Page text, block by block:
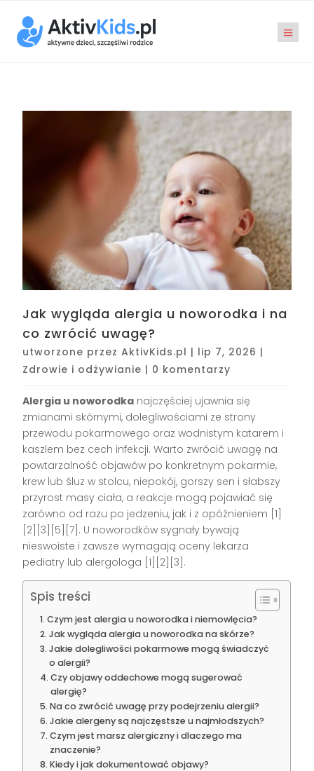
Jak wygląda alergia u noworodka i na
co zwrócić uwagę?
utworzone przezAktivKids.pl | lip 7, 2026 |
Zdrowie i odżywianie | 0 komentarzy
Alergia u noworodka najczęściej ujawnia się
zmianami skórnymi, dolegliwościami ze strony
przewodu pokarmowego oraz wodnistym katarem i
kaszlem bez cech infekcji. Warto zwrócić uwagę na
powtarzalność objawów po konkretnym pokarmie,
krew lub śluz w stolcu, niepokój, gorszy sen i słabszy
przyrost masy ciała, a reakcje mogą pojawiać się
zarówno od razu po jedzeniu, jak i z opóźnieniem [1]
[2][3][5][7]. U noworodków sygnały bywają
nieswoiste i zawsze wymagają oceny lekarza
pediatry lub alergologa [1][2][3].
Spis treści
Czym jest alergia u noworodka i niemowlęcia?
Jak wygląda alergia u noworodka na skórze?
Jakie dolegliwości pokarmowe mogą świadczyć
o alergii?
Czy objawy oddechowe mogą sugerować
alergię?
Na co zwrócić uwagę przy podejrzeniu alergii?
Jakie alergeny są najczęstsze u najmłodszych?
Czym jest marsz alergiczny i dlaczego ma
znaczenie?
Kiedy i jak dokumentować objawy?